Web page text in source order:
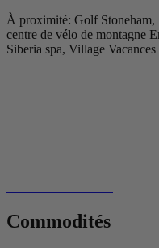
À proximité: Golf Stoneham,
centre de vélo de montagne
Siberia spa, Village
Commodités